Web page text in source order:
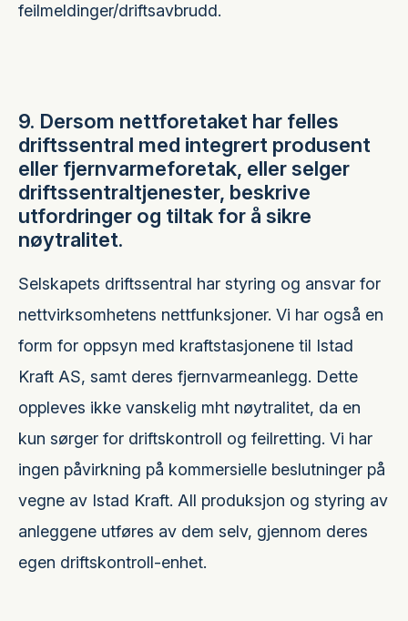
feilmeldinger/driftsavbrudd.
9. Dersom nettforetaket har felles
driftssentral med integrert produsent
eller fjernvarmeforetak, eller selger
driftssentraltjenester, beskrive
utfordringer og tiltak for å sikre
nøytralitet.
Selskapets driftssentral har styring og ansvar for
nettvirksomhetens nettfunksjoner. Vi har også en
form for oppsyn med kraftstasjonene til Istad
Kraft AS, samt deres fjernvarmeanlegg. Dette
oppleves ikke vanskelig mht nøytralitet, da en
kun sørger for driftskontroll og feilretting. Vi har
ingen påvirkning på kommersielle beslutninger på
vegne av Istad Kraft. All produksjon og styring av
anleggene utføres av dem selv, gjennom deres
egen driftskontroll-enhet.